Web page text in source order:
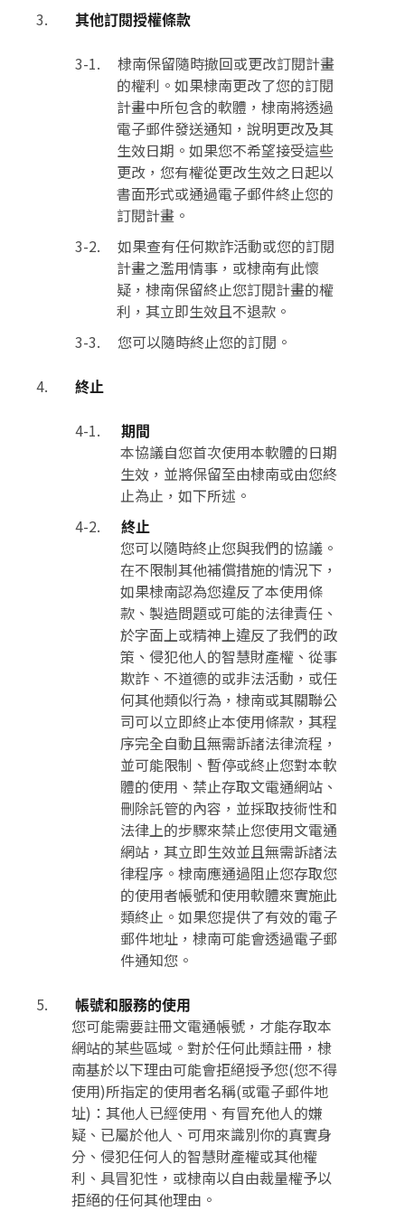
其他訂閱授權條款
棣南保留隨時撤回或更改訂閱計畫
的權利。如果棣南更改了您的訂閱
計畫中所包含的軟體，棣南將透過
電子郵件發送通知，說明更改及其
生效日期。如果您不希望接受這些
更改，您有權從更改生效之日起以
書面形式或通過電子郵件終止您的
訂閱計畫。
如果查有任何欺詐活動或您的訂閱
計畫之濫用情事，或棣南有此懷
疑，棣南保留終止您訂閱計畫的權
利，其立即生效且不退款。
您可以隨時終止您的訂閱。
終止
期間
本協議自您首次使用本軟體的日期
生效，並將保留至由棣南或由您終
止為止，如下所述。
終止
您可以隨時終止您與我們的協議。
在不限制其他補償措施的情況下，
如果棣南認為您違反了本使用條
款、製造問題或可能的法律責任、
於字面上或精神上違反了我們的政
策、侵犯他人的智慧財產權、從事
欺詐、不道德的或非法活動，或任
何其他類似行為，棣南或其關聯公
司可以立即終止本使用條款，其程
序完全自動且無需訴諸法律流程，
並可能限制、暫停或終止您對本軟
體的使用、禁止存取文電通網站、
刪除託管的內容，並採取技術性和
法律上的步驟來禁止您使用文電通
網站，其立即生效並且無需訴諸法
律程序。棣南應通過阻止您存取您
的使用者帳號和使用軟體來實施此
類終止。如果您提供了有效的電子
郵件地址，棣南可能會透過電子郵
件通知您。
帳號和服務的使用
您可能需要註冊文電通帳號，才能存取本
網站的某些區域。對於任何此類註冊，棣
南基於以下理由可能會拒絕授予您(您不得
使用)所指定的使用者名稱(或電子郵件地
址)：其他人已經使用、有冒充他人的嫌
疑、已屬於他人、可用來識別你的真實身
分、侵犯任何人的智慧財產權或其他權
利、具冒犯性，或棣南以自由裁量權予以
拒絕的任何其他理由。